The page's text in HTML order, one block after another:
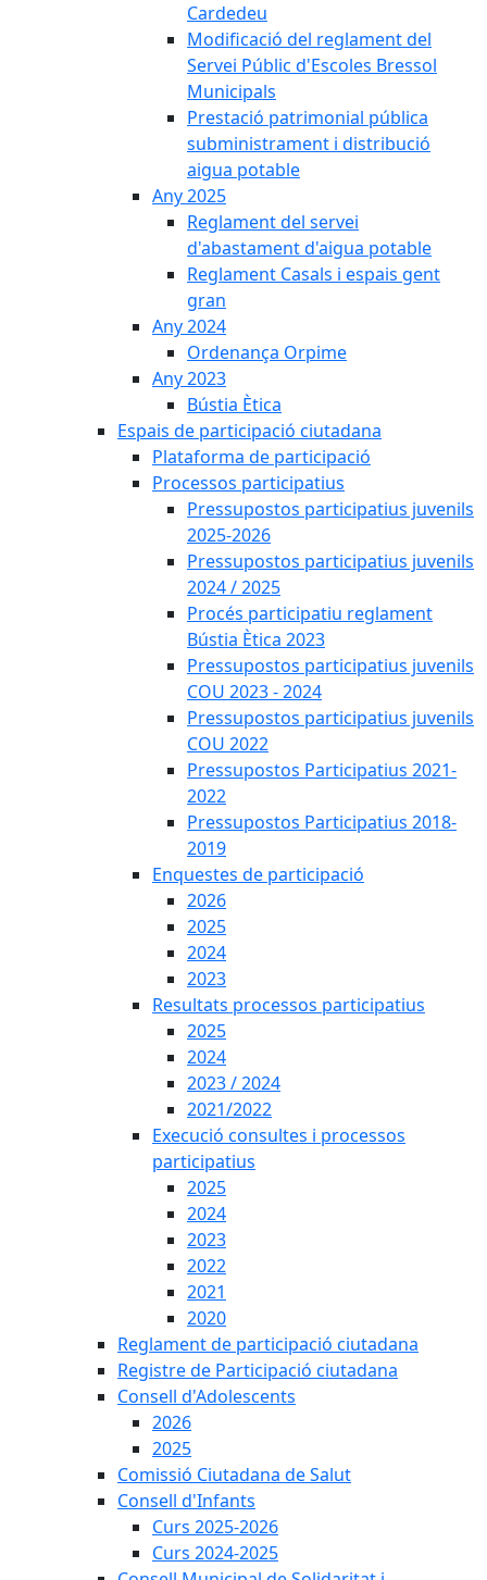
Cardedeu
Modificació del reglament del
Servei Públic d'Escoles Bressol
Municipals
Prestació patrimonial pública
subministrament i distribució
aigua potable
Any 2025
Reglament del servei
d'abastament d'aigua potable
Reglament Casals i espais gent
gran
Any 2024
Ordenança Orpime
Any 2023
Bústia Ètica
Espais de participació ciutadana
Plataforma de participació
Processos participatius
Pressupostos participatius juvenils
2025-2026
Pressupostos participatius juvenils
2024 / 2025
Procés participatiu reglament
Bústia Ètica 2023
Pressupostos participatius juvenils
COU 2023 - 2024
Pressupostos participatius juvenils
COU 2022
Pressupostos Participatius 2021-
2022
Pressupostos Participatius 2018-
2019
Enquestes de participació
2026
2025
2024
2023
Resultats processos participatius
2025
2024
2023 / 2024
2021/2022
Execució consultes i processos
participatius
2025
2024
2023
2022
2021
2020
Reglament de participació ciutadana
Registre de Participació ciutadana
Consell d'Adolescents
2026
2025
Comissió Ciutadana de Salut
Consell d'Infants
Curs 2025-2026
Curs 2024-2025